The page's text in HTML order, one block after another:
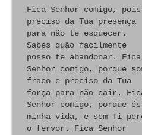
Fica Senhor comigo, pois
preciso da Tua presença
para não te esquecer.
Sabes quão facilmente
posso te abandonar. Fica
Senhor comigo, porque
fraco e preciso da Tua
força para não cair.
Senhor comigo, porque és
minha vida, e sem Ti
o fervor. Fica Senhor